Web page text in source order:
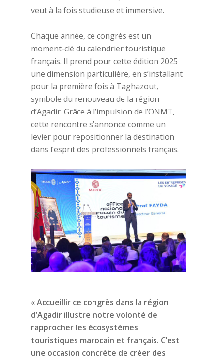
veut à la fois studieuse et immersive.
Chaque année, ce congrès est un
moment-clé du calendrier touristique
français. Il prend pour cette édition 2025
une dimension particulière, en s’installant
pour la première fois à Taghazout,
symbole du renouveau de la région
d’Agadir. Grâce à l’impulsion de l’ONMT,
cette rencontre s’annonce comme un
levier pour repositionner la destination
dans l’esprit des professionnels français.
«Accueillir ce congrès dans la région
d’Agadir illustre notre volonté de
rapprocher les écosystèmes
touristiques marocain et français. C’est
une occasion concrète de créer des